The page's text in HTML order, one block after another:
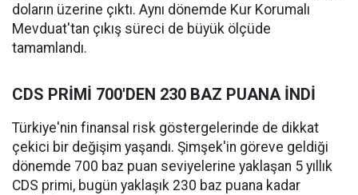
doların üzerine çıktı. Aynı dönemde Kur Korumalı
Mevduat'tan çıkış süreci de büyük ölçüde
tamamlandı.
CDS PRİMİ 700'DEN 230 BAZ PUANA İNDİ
Türkiye'nin finansal risk göstergelerinde de dikkat
çekici bir değişim yaşandı. Şimşek'in göreve geldiği
dönemde 700 baz puan seviyelerine yaklaşan 5 yıllık
CDS primi, bugün yaklaşık 230 baz puana kadar